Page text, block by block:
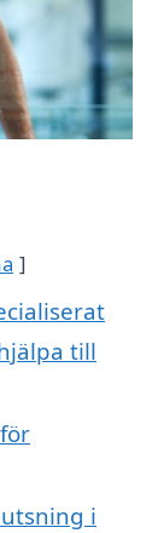
till
i